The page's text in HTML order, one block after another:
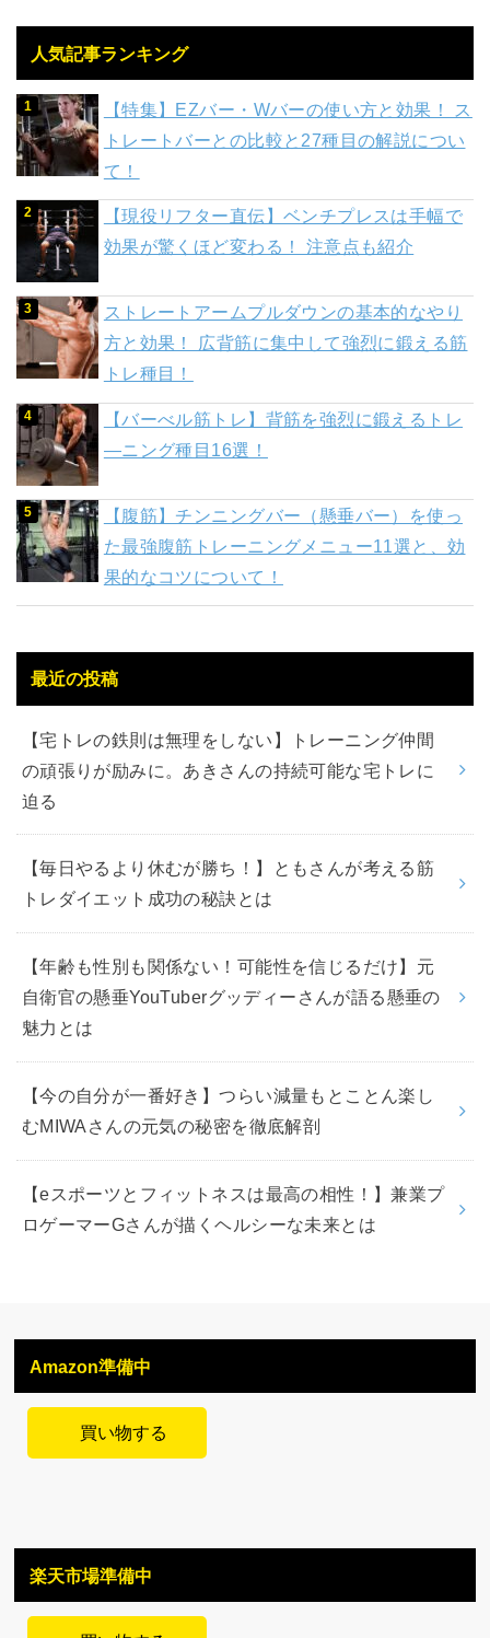
人気記事ランキング
【特集】EZバー・Wバーの使い方と効果！ ス
トレートバーとの比較と27種目の解説につい
て！
【現役リフター直伝】ベンチプレスは手幅で
効果が驚くほど変わる！ 注意点も紹介
ストレートアームプルダウンの基本的なやり
方と効果！ 広背筋に集中して強烈に鍛える筋
トレ種目！
【バーべル筋トレ】背筋を強烈に鍛えるトレ
―ニング種目16選！
【腹筋】チンニングバー（懸垂バー）を使っ
た最強腹筋トレーニングメニュー11選と、効
果的なコツについて！
最近の投稿
【宅トレの鉄則は無理をしない】トレーニング仲間
の頑張りが励みに。あきさんの持続可能な宅トレに
迫る
【毎日やるより休むが勝ち！】ともさんが考える筋
トレダイエット成功の秘訣とは
【年齢も性別も関係ない！可能性を信じるだけ】元
自衛官の懸垂YouTuberグッディーさんが語る懸垂の
魅力とは
【今の自分が一番好き】つらい減量もとことん楽し
むMIWAさんの元気の秘密を徹底解剖
【eスポーツとフィットネスは最高の相性！】兼業プ
ロゲーマーGさんが描くヘルシーな未来とは
Amazon準備中
買い物する
楽天市場準備中